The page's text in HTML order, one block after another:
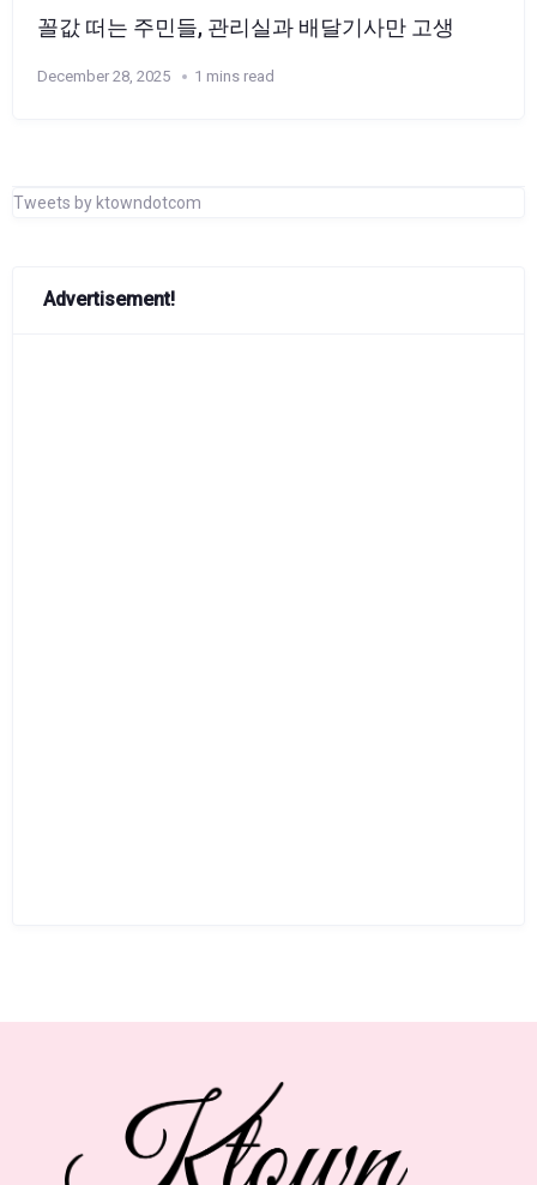
꼴값 떠는 주민들, 관리실과 배달기사만 고생
December 28, 2025 1 mins read
Tweets by ktowndotcom
Advertisement!